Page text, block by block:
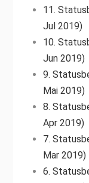
11.
Jul 2019)
10.
Jun 2019)
9.
Mai 2019)
8.
Apr 2019)
7.
Mar 2019)
6.